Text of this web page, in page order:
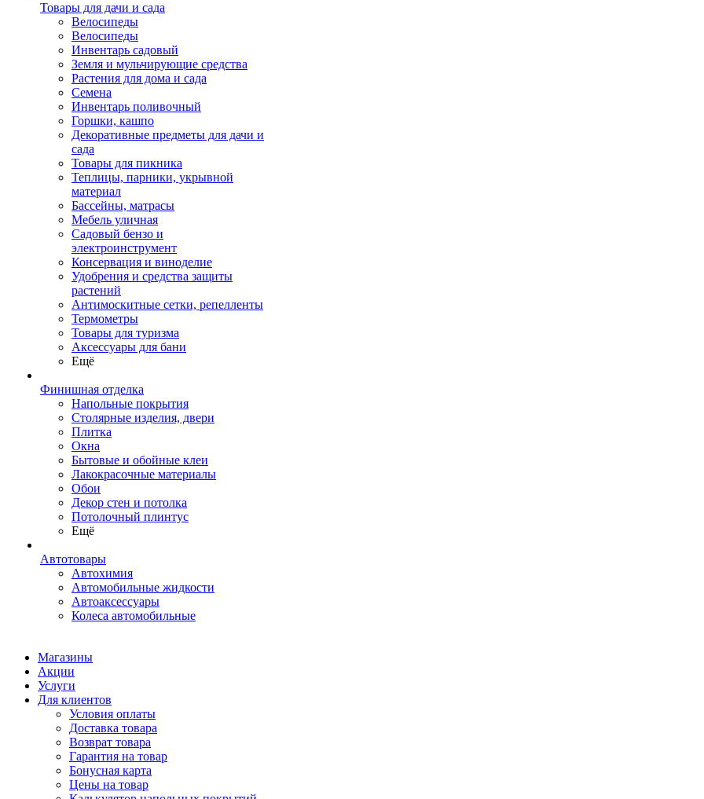
Товары для дачи и сада
Велосипеды
Велосипеды
Инвентарь садовый
Земля и мульчирующие средства
Растения для дома и сада
Семена
Инвентарь поливочный
Горшки, кашпо
Декоративные предметы для дачи и
сада
Товары для пикника
Теплицы, парники, укрывной
материал
Бассейны, матрасы
Мебель уличная
Садовый бензо и
электроинструмент
Консервация и виноделие
Удобрения и средства защиты
растений
Антимоскитные сетки, репелленты
Термометры
Товары для туризма
Аксессуары для бани
Ещё
Финишная отделка
Напольные покрытия
Столярные изделия, двери
Плитка
Окна
Бытовые и обойные клеи
Лакокрасочные материалы
Обои
Декор стен и потолка
Потолочный плинтус
Ещё
Автотовары
Автохимия
Автомобильные жидкости
Автоаксессуары
Колеса автомобильные
Магазины
Акции
Услуги
Для клиентов
Условия оплаты
Доставка товара
Возврат товара
Гарантия на товар
Бонусная карта
Цены на товар